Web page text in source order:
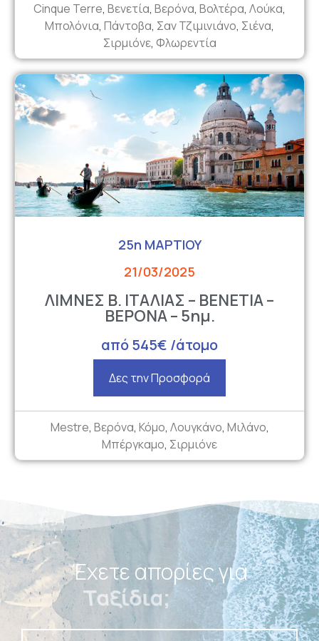
Cinque Terre, Βενετία, Βερόνα, Βολτέρα, Λούκα,
Μπολόνια, Πάντοβα, Σαν Τζιμινιάνο, Σιένα,
Σιρμιόνε, Φλωρεντία
25η ΜΑΡΤΙΟΥ
21/03/2025
ΛΙΜΝΕΣ Β. ΙΤΑΛΙΑΣ – ΒΕΝΕΤΙΑ –
ΒΕΡΟΝΑ – 5ημ.
από 545€ /άτομο
Δες την Προσφορά
Mestre, Βερόνα, Κόμο, Λουγκάνο, Μιλάνο,
Μπέργκαμο, Σιρμιόνε
Έχετε απορίες για
Πακέτα;